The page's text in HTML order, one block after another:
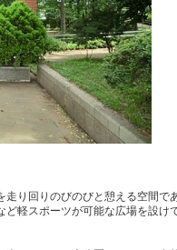
り回りのびのびと憩える空間
軽スポーツが可能な広場を設